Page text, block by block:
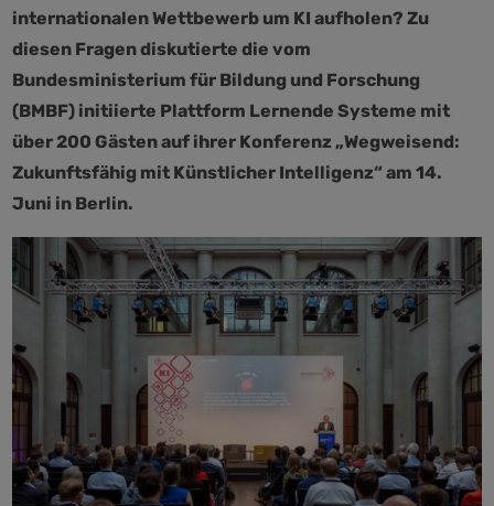
internationalen Wettbewerb um KI aufholen? Zu
diesen Fragen diskutierte die vom
Bundesministerium für Bildung und Forschung
(BMBF) initiierte Plattform Lernende Systeme mit
über 200 Gästen auf ihrer Konferenz „Wegweisend:
Zukunftsfähig mit Künstlicher Intelligenz“ am 14.
Juni in Berlin.